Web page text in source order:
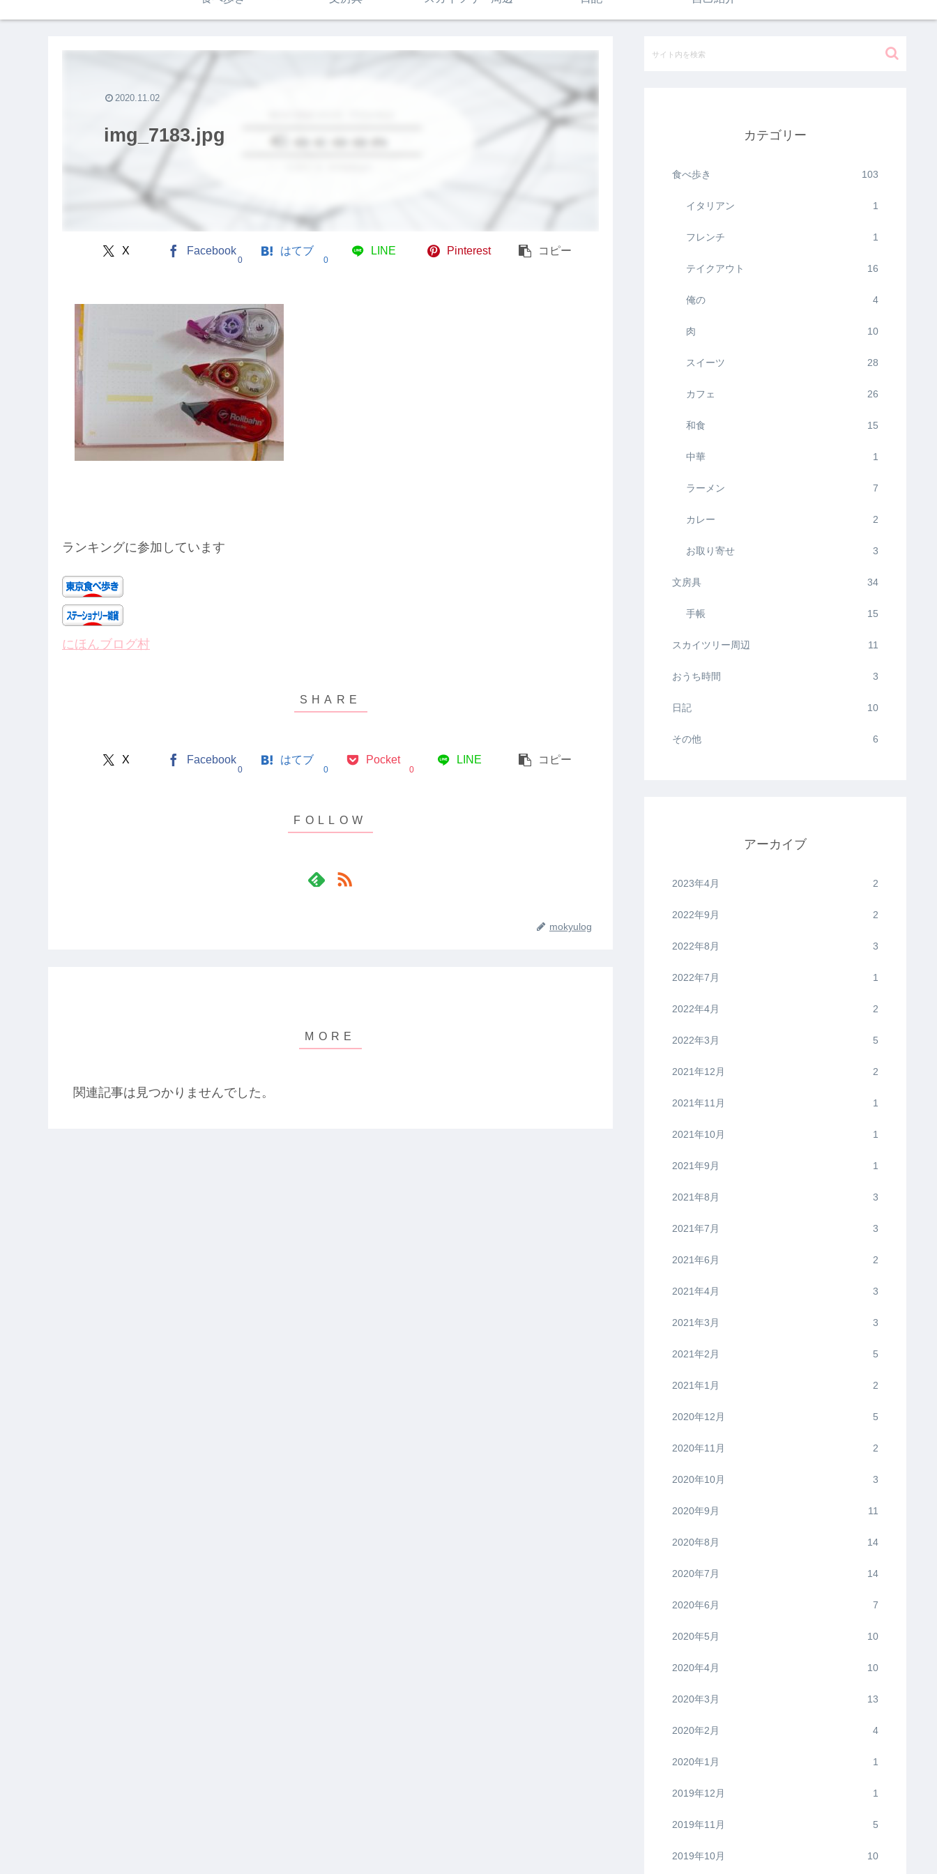
img_7183.jpg
X Facebook
0
はてブ
0
LINE Pinterest コピー
2020.11.02
ランキングに参加しています
にほんブログ村
X Facebook
0
はてブ
0
Pocket
0
LINE コピー
mokyulog
関連記事は見つかりませんでした。
カテゴリー
食べ歩き 103
イタリアン 1
フレンチ 1
テイクアウト 16
俺の 4
肉 10
スイーツ 28
カフェ 26
和食 15
中華 1
ラーメン 7
カレー 2
お取り寄せ 3
文房具 34
手帳 15
スカイツリー周辺 11
おうち時間 3
日記 10
その他 6
アーカイブ
2023年4月 2
2022年9月 2
2022年8月 3
2022年7月 1
2022年4月 2
2022年3月 5
2021年12月 2
2021年11月 1
2021年10月 1
2021年9月 1
2021年8月 3
2021年7月 3
2021年6月 2
2021年4月 3
2021年3月 3
2021年2月 5
2021年1月 2
2020年12月 5
2020年11月 2
2020年10月 3
2020年9月 11
2020年8月 14
2020年7月 14
2020年6月 7
2020年5月 10
2020年4月 10
2020年3月 13
2020年2月 4
2020年1月 1
2019年12月 1
2019年11月 5
2019年10月 10